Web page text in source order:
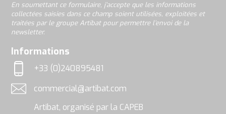
En soumettant ce formulaire, j’accepte que les informations
collectées saisies dans ce champ soient utilisées, exploitées et
traitées par le groupe Artibat pour permettre l’envoi de la
newsletter.
rgpd
dans
ce
champ
soient
exploitées
et
traitées
par
le
Artibat
Informations
Téléphone
+33 (0)240895481
Adresse email
commercial@artibat.com
Artibat, organisé par la CAPEB